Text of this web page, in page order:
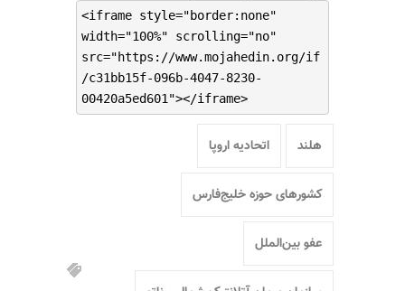
<iframe style="border:none"
width="100%" scrolling="no"
src="https://www.mojahedin.org/if
/c31bb15f-096b-4047-8230-
00420a5ed601"></iframe>
هلند اتحادیه اروپا
کشورهای حوزه خلیج‌فارس
عفو بین‌الملل